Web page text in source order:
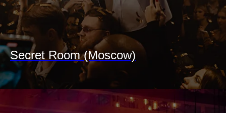
Secret Room (Moscow)